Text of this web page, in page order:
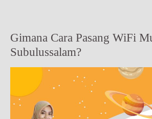
Gimana Cara Pasang WiFi
Subulussalam?